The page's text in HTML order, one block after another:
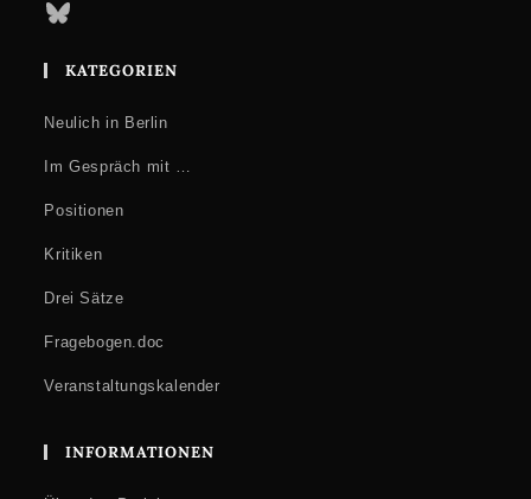
Bluesky
KATEGORIEN
Neulich in Berlin
Im Gespräch mit …
Positionen
Kritiken
Drei Sätze
Fragebogen.doc
Veranstaltungskalender
INFORMATIONEN